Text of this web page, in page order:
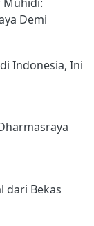
Demi
Indonesia, Ini
dari Bekas